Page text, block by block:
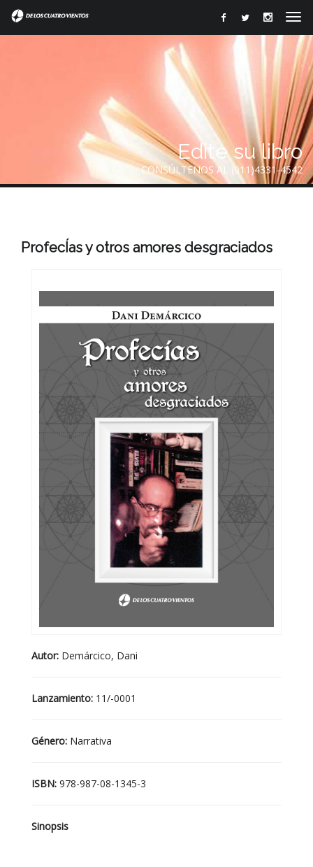
Edite su libro
CONSÚLTENOS AL (011)4331-4542
ProfecÍas y otros amores desgraciados
Autor: Demárcico, Dani
Lanzamiento: 11/-0001
Género: Narrativa
ISBN: 978-987-08-1345-3
Sinopsis